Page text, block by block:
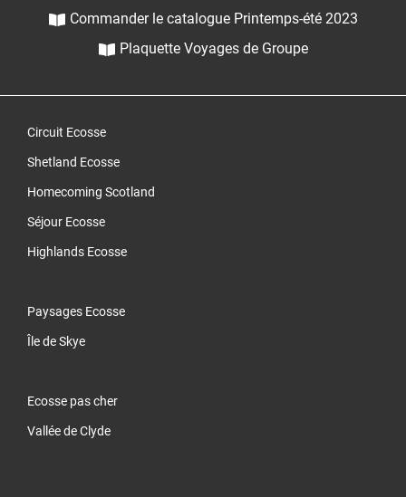
Commander le catalogue Printemps-été 2023
Plaquette Voyages de Groupe
Circuit Ecosse
Shetland Ecosse
Homecoming Scotland
Séjour Ecosse
Highlands Ecosse
Paysages Ecosse
Île de Skye
Ecosse pas cher
Vallée de Clyde